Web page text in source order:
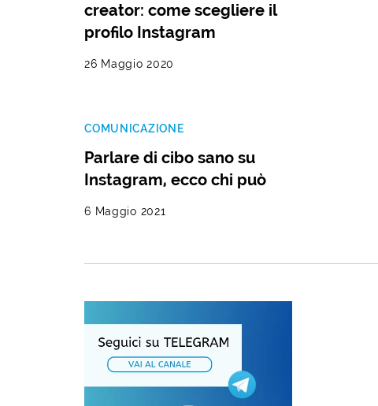
creator: come scegliere il
profilo Instagram
26 Maggio 2020
COMUNICAZIONE
Parlare di cibo sano su
Instagram, ecco chi può
6 Maggio 2021